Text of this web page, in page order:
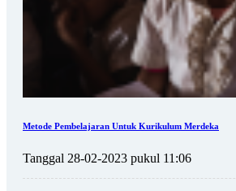
Metode Pembelajaran Untuk Kurikulum Merdeka
Tanggal 28-02-2023 pukul 11:06